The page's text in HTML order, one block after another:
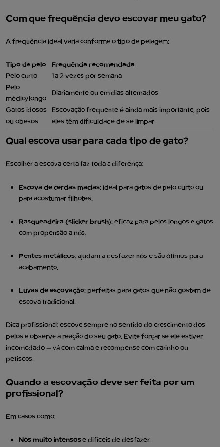
Com que frequência devo escovar meu gato?
A frequência ideal varia conforme o tipo de pelagem:
Tipo de pelo
Frequência recomendada
Pelo curto
1 a 2 vezes por semana
Pelo
médio/longo
Diariamente ou em dias alternados
Gatos idosos
ou obesos
Escovação frequente é ainda mais importante, pois
eles têm dificuldade de se limpar
Qual escova usar para cada tipo de gato?
Escolher a escova certa faz toda a diferença:
Escova de cerdas macias: ideal para gatos de pelo curto ou
para acostumar filhotes.
Rasqueadeira (slicker brush): eficaz para pelos longos e gatos
com propensão a nós.
Pentes metálicos: ajudam a desfazer nós e são ótimos para
acabamento.
Luvas de escovação: perfeitas para gatos que não gostam de
escova tradicional.
Dica profissional: escove sempre no sentido do crescimento dos
pelos e observe a reação do seu gato. Evite forçar se ele estiver
incomodado — vá com calma e recompense com carinho ou
petiscos.
Quando a escovação deve ser feita por um
profissional?
Em casos como:
Nós muito intensose difíceis de desfazer.